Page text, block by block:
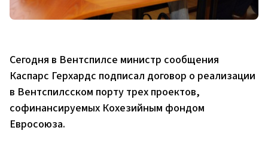
Сегодня в Вентспилсе министр сообщения
Каспарс Герхардс подписал договор о реализации
в Вентспилсском порту трех проектов,
софинансируемых Кохезийным фондом
Евросоюза.